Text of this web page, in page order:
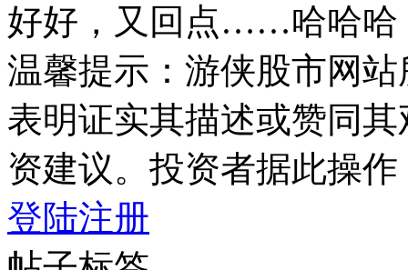
好好，又回点……哈哈哈
温馨提示：游侠股市网
表明证实其描述或赞同
资建议。投资者据此操
登陆注册